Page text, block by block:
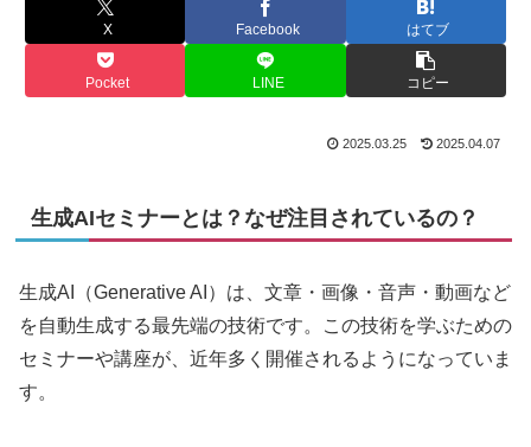
X Facebook はてブ
Pocket LINE コピー
2025.03.25 2025.04.07
生成AIセミナーとは？なぜ注目されているの？
生成AI（Generative AI）は、文章・画像・音声・動画など
を自動生成する最先端の技術です。この技術を学ぶための
セミナーや講座が、近年多く開催されるようになっていま
す。